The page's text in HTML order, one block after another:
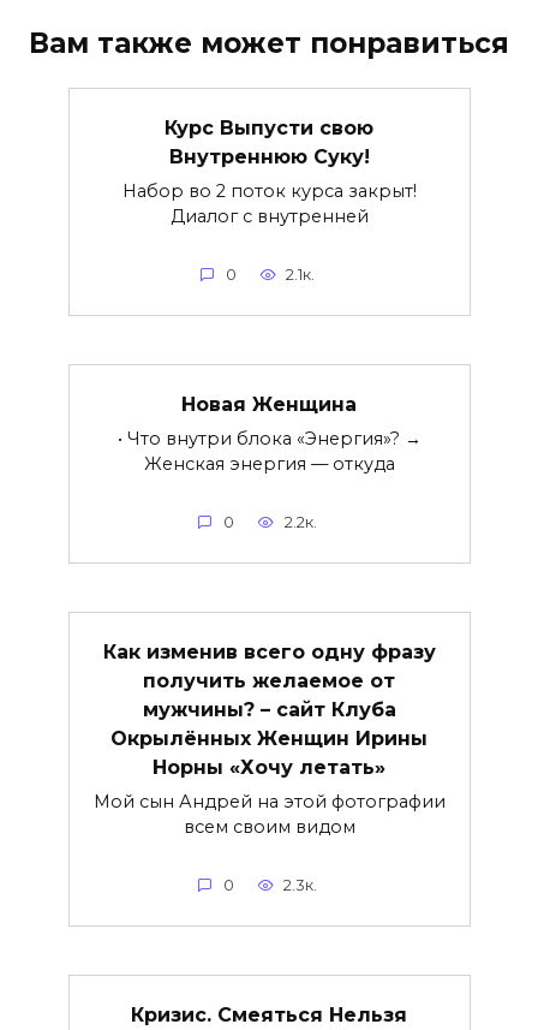
Вам также может понравиться
Курс Выпусти свою
Внутреннюю Суку!
Набор во 2 поток курса закрыт!
Диалог с внутренней
0 2.1к.
Новая Женщина
• Что внутри блока «Энергия»? →
Женская энергия — откуда
0 2.2к.
Как изменив всего одну фразу
получить желаемое от
мужчины? – сайт Клуба
Окрылённых Женщин Ирины
Норны «Хочу летать»
Мой сын Андрей на этой фотографии
всем своим видом
0 2.3к.
Кризис. Смеяться Нельзя